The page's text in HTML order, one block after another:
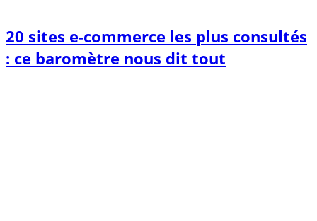
20 sites e-commerce les plus consultés
: ce baromètre nous dit tout